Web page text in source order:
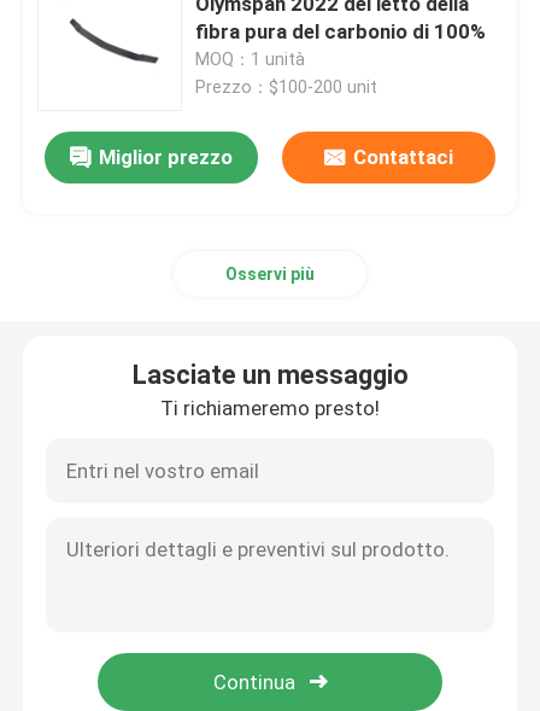
autoclave composita
Autoclave di vulcanizzazione
autoclave industriale
Contenitori a pressione chimici
fibra pura del carbonio di 100%
MOQ：1 unità
Prezzo：$100-200 unit
Miglior prezzo Contattaci
Osservi più
Lasciate un messaggio
Ti richiameremo presto!